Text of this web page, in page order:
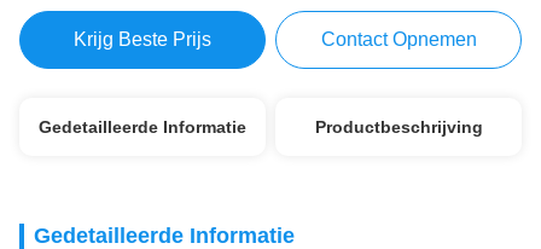
Krijg Beste Prijs Contact Opnemen
Gedetailleerde Informatie Productbeschrijving
Gedetailleerde Informatie